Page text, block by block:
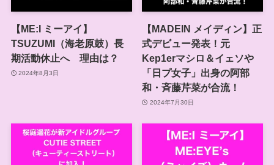
【ME:I ミーアイ】
TSUZUMI（海老原鼓）長
期活動休止へ 理由は？
2024年8月3日
【MADEIN メイディン】正
式デビュー発表！元
Kep1erマシロ＆イェソや
「日プ女子」出身の阿部
和・斉藤芹菜が合流！
2024年7月30日